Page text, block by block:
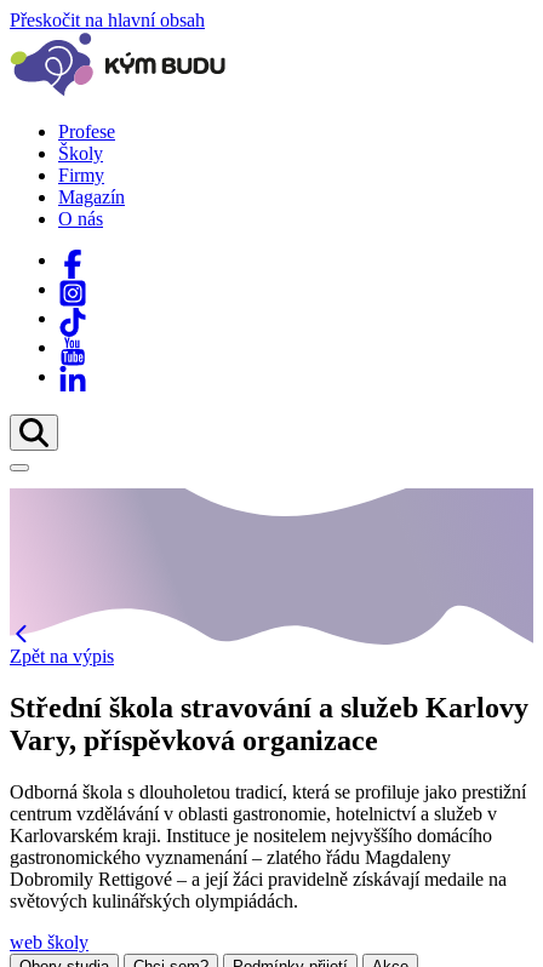
Přeskočit na hlavní obsah
Profese
Školy
Firmy
Magazín
O nás
Zpět na výpis
Střední škola stravování a služeb Karlovy
Vary, příspěvková organizace
Odborná škola s dlouholetou tradicí, která se profiluje jako prestižní
centrum vzdělávání v oblasti gastronomie, hotelnictví a služeb v
Karlovarském kraji. Instituce je nositelem nejvyššího domácího
gastronomického vyznamenání – zlatého řádu Magdaleny
Dobromily Rettigové – a její žáci pravidelně získávají medaile na
světových kulinářských olympiádách.
web školy